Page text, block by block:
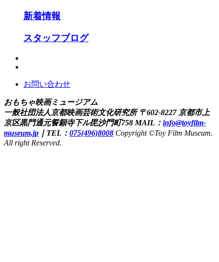
新着情報
スタッフブログ
お問い合わせ
おもちゃ映画ミュージアム
一般社団法人京都映画芸術文化研究所 〒602-8227 京都市上
京区黒門通元誓願寺下ル毘沙門町758 MAIL： info@toyfilm-
museum.jp ｜ TEL： 075(496)8008 Copyright ©Toy Film Museum.
All right Reserved.